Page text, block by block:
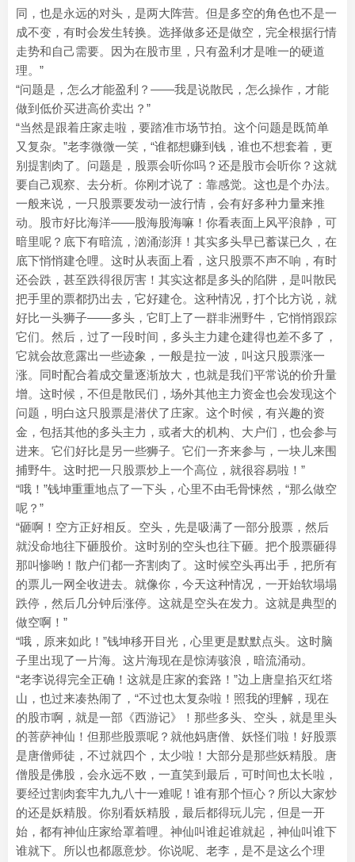
同，也是永远的对头，是两大阵营。但是多空的角色也不是一
成不变，有时会发生转换。选择做多还是做空，完全根据行情
走势和自己需要。因为在股市里，只有盈利才是唯一的硬道
理。”
“问题是，怎么才能盈利？——我是说散民，怎么操作，才能
做到低价买进高价卖出？”
“当然是跟着庄家走啦，要踏准市场节拍。这个问题是既简单
又复杂。”老李微微一笑，“谁都想赚到钱，谁也不想套着，更
别提割肉了。问题是，股票会听你吗？还是股市会听你？这就
要自己观察、去分析。你刚才说了：靠感觉。这也是个办法。
一般来说，一只股票要发动一波行情，会有好多种力量来推
动。股市好比海洋——股海股海嘛！你看表面上风平浪静，可
暗里呢？底下有暗流，汹涌澎湃！其实多头早已蓄谋已久，在
底下悄悄建仓哩。这时从表面上看，这只股票不声不响，有时
还会跌，甚至跌得很厉害！其实这都是多头的陷阱，是叫散民
把手里的票都扔出去，它好建仓。这种情况，打个比方说，就
好比一头狮子——多头，它盯上了一群非洲野牛，它悄悄跟踪
它们。然后，过了一段时间，多头主力建仓建得也差不多了，
它就会故意露出一些迹象，一般是拉一波，叫这只股票涨一
涨。同时配合着成交量逐渐放大，也就是我们平常说的价升量
增。这时候，不但是散民们，场外其他主力资金也会发现这个
问题，明白这只股票是潜伏了庄家。这个时候，有兴趣的资
金，包括其他的多头主力，或者大的机构、大户们，也会参与
进来。它们好比是另一些狮子。它们一齐来参与，一块儿来围
捕野牛。这时把一只股票炒上一个高位，就很容易啦！”
“哦！”钱坤重重地点了一下头，心里不由毛骨悚然，“那么做空
呢？”
“砸啊！空方正好相反。空头，先是吸满了一部分股票，然后
就没命地往下砸股价。这时别的空头也往下砸。把个股票砸得
那叫惨哟！散户们都一齐割肉了。这时候空头再出手，把所有
的票儿一网全收进去。就像你，今天这种情况，一开始软塌塌
跌停，然后几分钟后涨停。这就是空头在发力。这就是典型的
做空啊！”
“哦，原来如此！”钱坤移开目光，心里更是默默点头。这时脑
子里出现了一片海。这片海现在是惊涛骇浪，暗流涌动。
“老李说得完全正确！这就是庄家的套路！”边上唐皇掐灭红塔
山，也过来凑热闹了，“不过也太复杂啦！照我的理解，现在
的股市啊，就是一部《西游记》！那些多头、空头，就是里头
的菩萨神仙！但那些股票呢？就他妈唐僧、妖怪们啦！好股票
是唐僧师徒，不过就四个，太少啦！大部分是那些妖精股。唐
僧股是佛股，会永远不败，一直笑到最后，可时间也太长啦，
要经过割肉套牢九九八十一难呢！谁有那个恒心？所以大家炒
的还是妖精股。你别看妖精股，最后都得玩儿完，但是一开
始，都有神仙庄家给罩着哩。神仙叫谁起谁就起，神仙叫谁下
谁就下。所以也都愿意炒。你说呢、老李，是不是这么个理